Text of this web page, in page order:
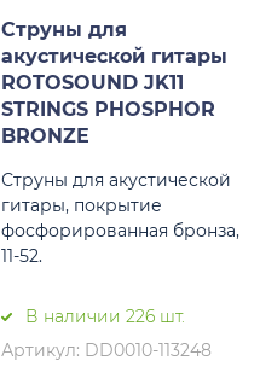
Струны для
акустической гитары
ROTOSOUND JK11
STRINGS PHOSPHOR
BRONZE
Струны для акустической
гитары, покрытие
фосфорированная бронза,
11-52.
В наличии 226 шт.
Артикул: DD0010-113248